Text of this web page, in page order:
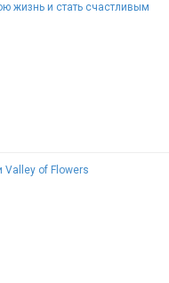
жизнь и стать счастливым
Valley of Flowers